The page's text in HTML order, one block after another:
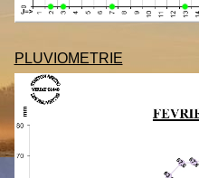
PLUVIOMETRIE